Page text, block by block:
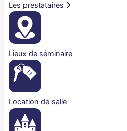
Les prestataires
Lieux de séminaire
Location de salle